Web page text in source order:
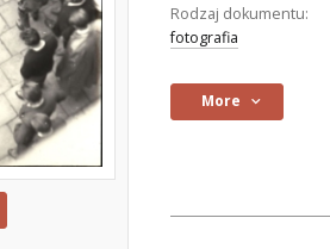
Rodzaj dokumentu:
fotografia
More